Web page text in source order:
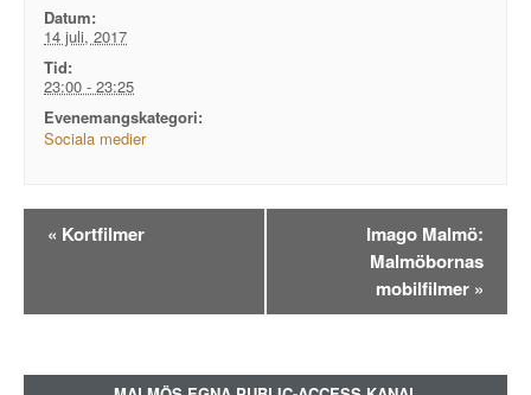
Datum:
14 juli, 2017
Tid:
23:00 - 23:25
Evenemangskategori:
Sociala medier
Evenemangsnavigation
« Kortfilmer
Imago Malmö:
Malmöbornas
mobilfilmer »